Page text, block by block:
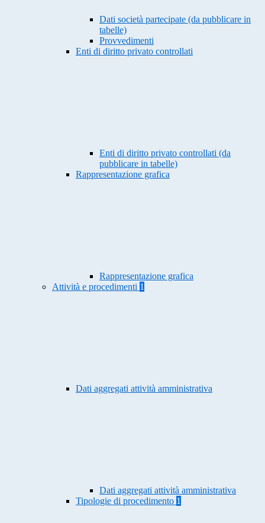
Dati società partecipate (da pubblicare in
tabelle)
Provvedimenti
Enti di diritto privato controllati
Enti di diritto privato controllati (da
pubblicare in tabelle)
Rappresentazione grafica
Rappresentazione grafica
Attività e procedimenti 1
Dati aggregati attività amministrativa
Dati aggregati attività amministrativa
Tipologie di procedimento 1